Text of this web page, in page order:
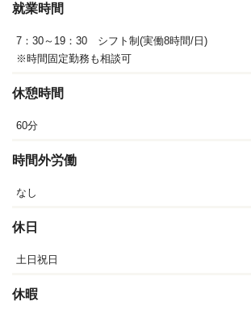
就業時間
7：30～19：30 シフト制(実働8時間/日)
※時間固定勤務も相談可
休憩時間
60分
時間外労働
なし
休日
土日祝日
休暇